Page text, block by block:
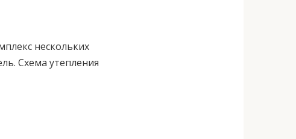
нескольких
Схема утепления